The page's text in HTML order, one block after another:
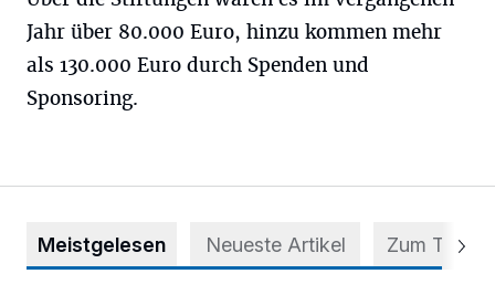
Jahr über 80.000 Euro, hinzu kommen mehr
als 130.000 Euro durch Spenden und
Sponsoring.
Meistgelesen Neueste Artikel Zum Thema